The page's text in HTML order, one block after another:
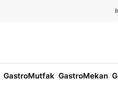
GastroMutfak GastroMekan